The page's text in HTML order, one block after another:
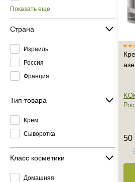
Показать еще
Страна
Израиль
Россия
Франция
Тип товара
Крем
Сыворотка
Класс косметики
Домашняя
50